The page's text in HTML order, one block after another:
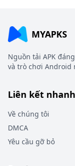
MYAPKS
Nguồn tải APK
và trò chơi Android
Liên kết nhanh
Về chúng tôi
DMCA
Yêu cầu gỡ bỏ